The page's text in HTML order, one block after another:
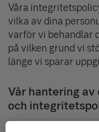
Våra
vilka av dina
varför vi behandlar
på vilken grund vi
länge vi sparar
Vår hantering
och